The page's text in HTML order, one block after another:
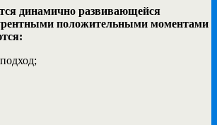
динамично развивающейся
положительными моментами